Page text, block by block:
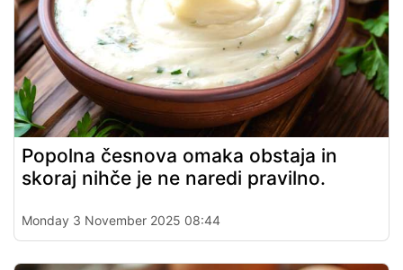
Popolna česnova omaka obstaja in
skoraj nihče je ne naredi pravilno.
Monday 3 November 2025 08:44